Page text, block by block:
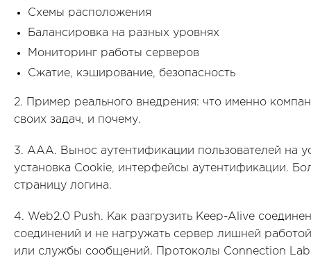
Схемы расположения
Балансировка на разных уровнях
Мониторинг работы серверов
Сжатие, кэширование, безопасность
2. Пример реального внедрения: что именно
своих задач, и почему.
3. AAA. Вынос аутентификации пользователей на
установка Cookie, интерфейсы аутентификации.
страницу логина.
4. Web2.0 Push. Как разгрузить Keep-Alive
соединений и не нагружать сервер лишней
или службы сообщений. Протоколы Connection